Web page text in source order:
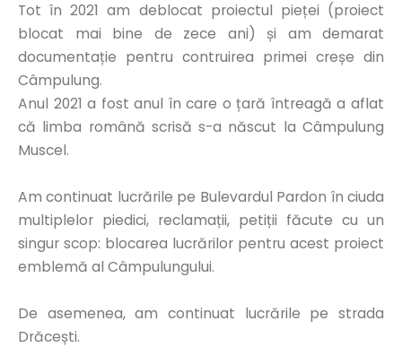
Tot în 2021 am deblocat proiectul pieței (proiect
blocat mai bine de zece ani) și am demarat
documentație pentru contruirea primei creșe din
Câmpulung.
Anul 2021 a fost anul în care o țară întreagă a aflat
că limba română scrisă s-a născut la Câmpulung
Muscel.
Am continuat lucrările pe Bulevardul Pardon în ciuda
multiplelor piedici, reclamații, petiții făcute cu un
singur scop: blocarea lucrărilor pentru acest proiect
emblemă al Câmpulungului.
De asemenea, am continuat lucrările pe strada
Drăcești.